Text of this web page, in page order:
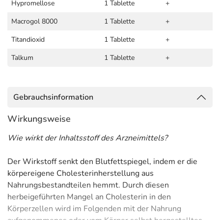
Hypromellose 1 Tablette
+
Macrogol 8000
1 Tablette
+
Titandioxid
1 Tablette
+
Talkum
1 Tablette +
Gebrauchsinformation
Wirkungsweise
Wie wirkt der Inhaltsstoff des Arzneimittels?
Der Wirkstoff senkt den Blutfettspiegel, indem er die
körpereigene Cholesterinherstellung aus
Nahrungsbestandteilen hemmt. Durch diesen
herbeigeführten Mangel an Cholesterin in den
Körperzellen wird im Folgenden mit der Nahrung